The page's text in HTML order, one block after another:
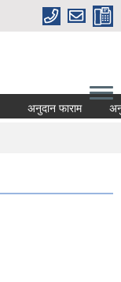
अनुदान फाराम